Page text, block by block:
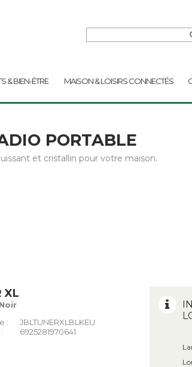
& BIEN-ÊTRE MAISON & LOISIRS CONNECTÉS
PORTABLE
et cristallin pour votre maison.
XL
:
JBLTUNERXLBLKEU
6925281970641